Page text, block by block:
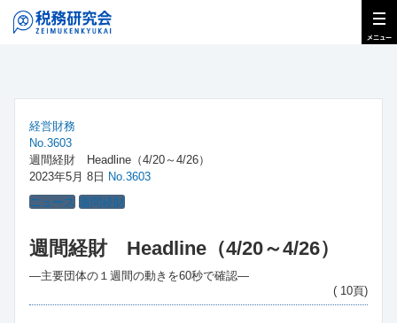
経営財務
No.3603
週間経財 Headline（4/20～4/26）
2023年5月 8日 No.3603
ニュース 週間経財
週間経財 Headline（4/20～4/26）
―主要団体の１週間の動きを60秒で確認―
( 10頁)